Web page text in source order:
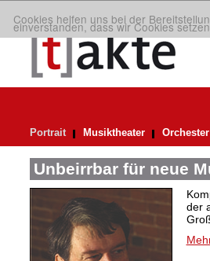
Cookies helfen uns bei der
einverstanden, dass wir Cookies
Portrait Musiktheater Orchester
Unbeirrbar für neue
der